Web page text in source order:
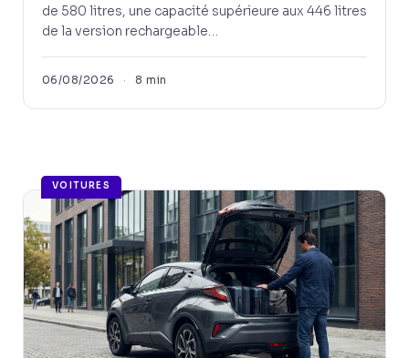
de 580 litres, une capacité supérieure aux 446 litres
de la version rechargeable…
06/08/2026 · 8 min
VOITURES